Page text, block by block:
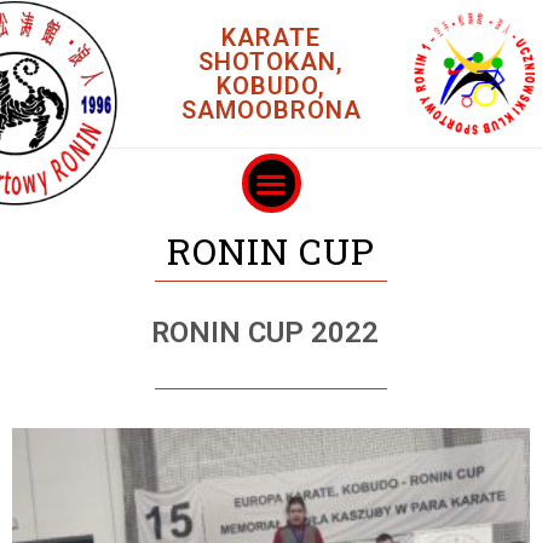
KARATE
SHOTOKAN,
KOBUDO,
SAMOOBRONA
RONIN CUP
RONIN CUP 2022